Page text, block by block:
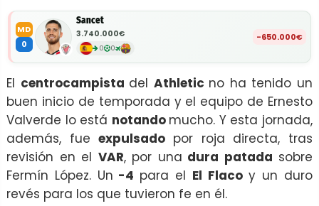
MD
0
Sancet
3.740.000€
0 0
-650.000€
El centrocampista del Athletic no ha tenido un
buen inicio de temporada y el equipo de Ernesto
Valverde lo está notando mucho. Y esta jornada,
además, fueexpulsado por roja directa, tras
revisión en el VAR, por una dura patada sobre
Fermín López. Un -4 para el El Flacoy un duro
revés para los que tuvieron fe en él.